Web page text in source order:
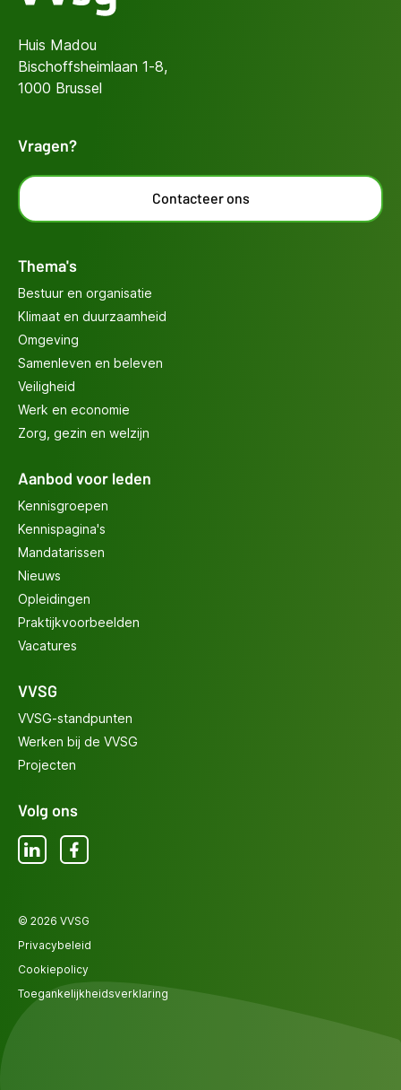
Huis Madou
Bischoffsheimlaan 1-8,
1000 Brussel
Vragen?
Contacteer ons
Thema's
Bestuur en organisatie
Klimaat en duurzaamheid
Omgeving
Samenleven en beleven
Veiligheid
Werk en economie
Zorg, gezin en welzijn
Aanbod voor leden
Kennisgroepen
Kennispagina's
Mandatarissen
Nieuws
Opleidingen
Praktijkvoorbeelden
Vacatures
VVSG
VVSG-standpunten
Werken bij de VVSG
Projecten
Volg ons
LinkedInFacebook
© 2026 VVSG
Privacybeleid
Cookiepolicy
Toegankelijkheidsverklaring